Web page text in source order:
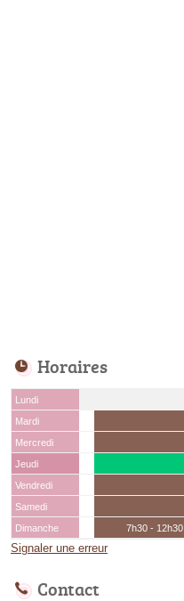
Horaires
Lundi
Mardi
Mercredi
Jeudi
Vendredi
Samedi
Dimanche
7h30 - 12h30
Signaler une erreur
Contact